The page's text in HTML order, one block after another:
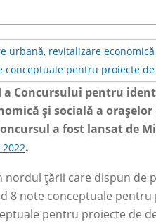
Concursului pentru
și socială a
a fost lansat de
.
țării care dispun de
8 note conceptuale
pentru proiecte de